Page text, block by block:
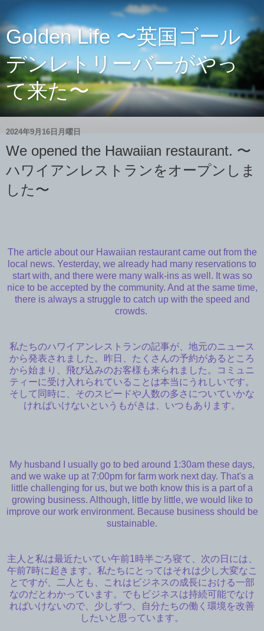
Golden Life 〜英国ゴール
デンレトリーバーがやっ
て来た〜
2024年9月16日月曜日
We opened the Hawaiian restaurant. 〜
ハワイアンレストランをオープンしま
した〜
The article about our Hawaiian restaurant came out from the
local news. Yesterday, we already had many reservations to
start with, and there were many walk-ins as well. It was so
nice to be accepted by the community. And at the same time,
there is always a struggle to catch up with the speed and
crowds.
私たちのハワイアンレストランの記事が、地元のニュース
から発表されました。昨日、たくさんの予約があるところ
から始まり、飛び込みのお客様も来られました。コミュニ
ティーに受け入れられていることは本当にうれしいです。
そして同時に、そのスピードや人数の多さについていかな
ければいけないというもがきは、いつもあります。
My husband I usually go to bed around 1:30am these days,
and we wake up at 7:00pm for farm work next day. That's a
little challenging for us, but we both know this is a part of a
growing business. Although, little by little, we would like to
improve our work environment. Because business should be
sustainable.
主人と私は最近たいてい午前1時半ごろ寝て、次の日には、
午前7時に起きます。私たちにとってはそれは少し大変なこ
とですが、二人とも、これはビジネスの成長における一部
なのだとわかっています。でもビジネスは持続可能でなけ
ればいけないので、少しずつ、自分たちの働く環境を改善
したいと思っています。